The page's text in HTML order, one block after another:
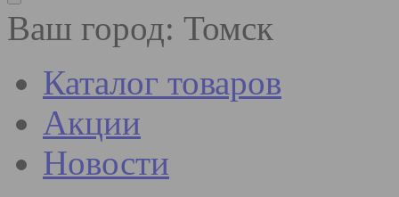
Ваш город: Томск
Каталог товаров
Акции
Новости